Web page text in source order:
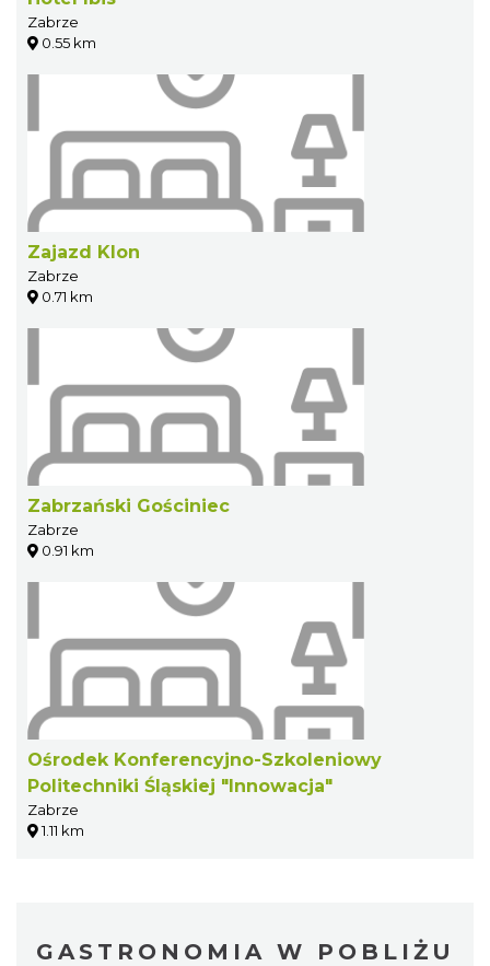
Zabrze
0.55 km
Zajazd Klon
Zabrze
0.71 km
Zabrzański Gościniec
Zabrze
0.91 km
Ośrodek Konferencyjno-Szkoleniowy
Politechniki Śląskiej "Innowacja"
Zabrze
1.11 km
GASTRONOMIA W POBLIŻU